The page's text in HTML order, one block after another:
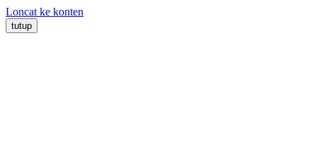
Loncat ke konten
tutup